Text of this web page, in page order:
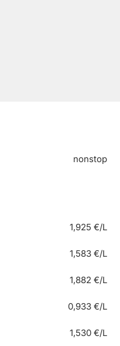
nonstop
1,925 €/L
1,583 €/L
1,882 €/L
0,933 €/L
1,530 €/L